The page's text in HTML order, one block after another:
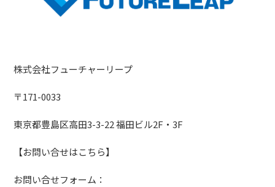
株式会社フューチャーリープ
〒171-0033
東京都豊島区高田3-3-22 福田ビル2F・3F
【お問い合せはこちら】
お問い合せフォーム：